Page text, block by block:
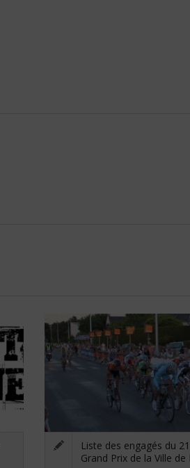
Liste des engagés du
Grand Prix de la Ville